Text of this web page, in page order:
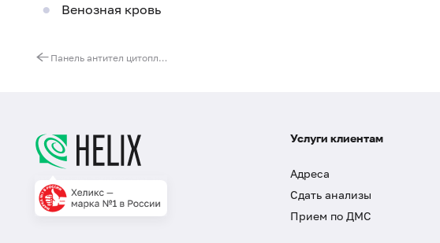
Венозная кровь
Панель антител цитоплазмы нейтрофилов (АНЦА)
Услуги клиентам
Адреса
Сдать анализы
Прием по ДМС